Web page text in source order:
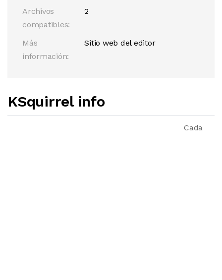
Archivos
compatibles:
2
Más
información:
Sitio web del editor
KSquirrel info
Cada